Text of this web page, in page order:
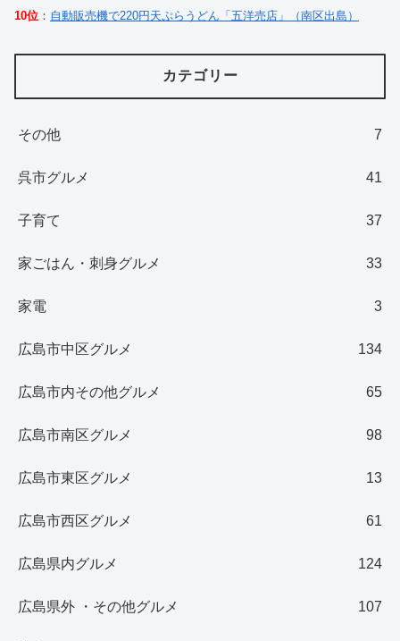
10位 ： 自動販売機で220円天ぷらうどん「五洋売店」（南区出島）
カテゴリー
その他 7
呉市グルメ 41
子育て 37
家ごはん・刺身グルメ 33
家電 3
広島市中区グルメ 134
広島市内その他グルメ 65
広島市南区グルメ 98
広島市東区グルメ 13
広島市西区グルメ 61
広島県内グルメ 124
広島県外 ・その他グルメ 107